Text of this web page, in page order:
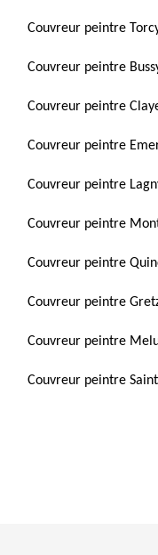
Couvreur peintre
Couvreur peintre
Couvreur peintre
Couvreur peintre
Couvreur peintre
Couvreur peintre
Couvreur peintre
Couvreur peintre
Couvreur peintre
Couvreur peintre